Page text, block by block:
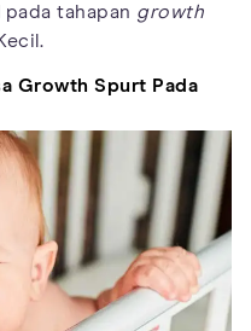
tahapan growth
Growth Spurt Pada